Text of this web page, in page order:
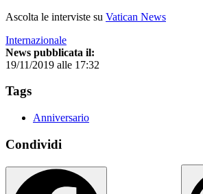
Ascolta le interviste su Vatican News
Internazionale
News pubblicata il:
19/11/2019 alle 17:32
Tags
Anniversario
Condividi